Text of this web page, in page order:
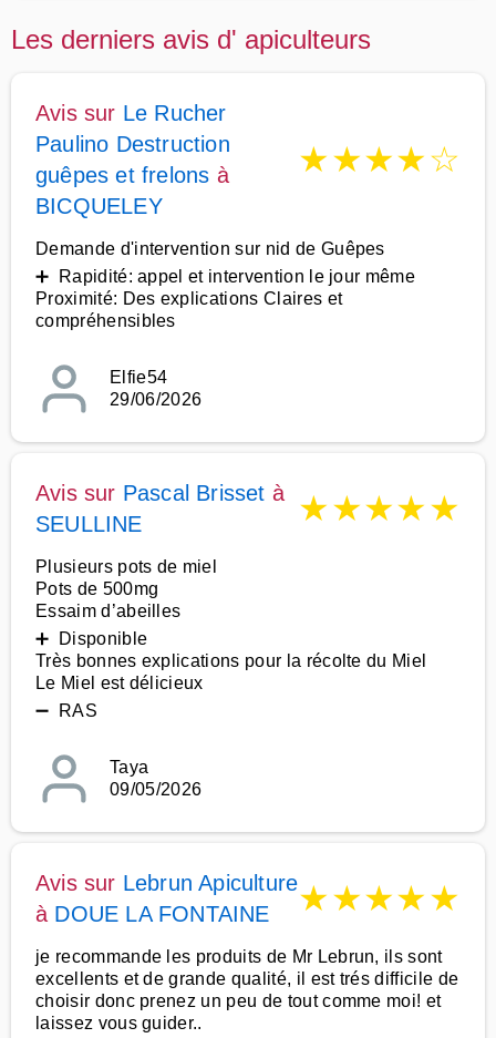
Les derniers avis d' apiculteurs
Avis sur Le Rucher
Paulino Destruction
guêpes et frelons à
BICQUELEY
★★★★☆
Demande d'intervention sur nid de Guêpes
➕ Rapidité: appel et intervention le jour même
Proximité: Des explications Claires et
compréhensibles
Elfie54
29/06/2026
Avis sur Pascal Brisset à
SEULLINE
★★★★★
Plusieurs pots de miel
Pots de 500mg
Essaim d’abeilles
➕ Disponible
Très bonnes explications pour la récolte du Miel
Le Miel est délicieux
➖ RAS
Taya
09/05/2026
Avis sur Lebrun Apiculture
à DOUE LA FONTAINE ★★★★★
je recommande les produits de Mr Lebrun, ils sont
excellents et de grande qualité, il est trés difficile de
choisir donc prenez un peu de tout comme moi! et
laissez vous guider..